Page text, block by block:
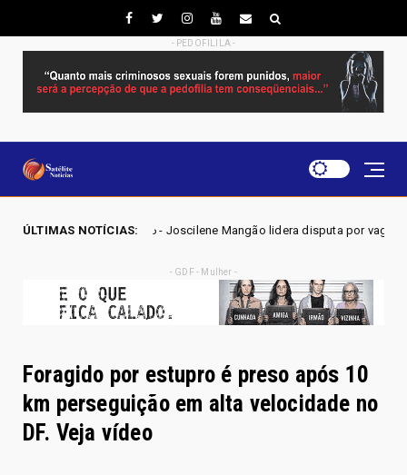
- PEDOFILILA -
ÚLTIMAS NOTÍCIAS:
2026 - Joscilene Mangão lidera disputa por vaga na Alego em Novo
- GDF - Mulher -
Foragido por estupro é preso após 10
km perseguição em alta velocidade no
DF. Veja vídeo